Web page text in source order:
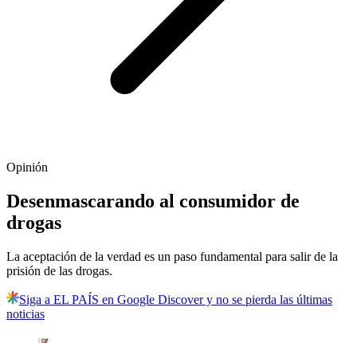
Opinión
Desenmascarando al consumidor de
drogas
La aceptación de la verdad es un paso fundamental para salir de la
prisión de las drogas.
Siga a EL PAÍS en Google Discover y no se pierda las últimas
noticias